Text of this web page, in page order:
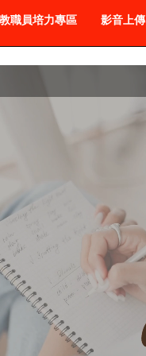
教職員培力專區 影音上傳